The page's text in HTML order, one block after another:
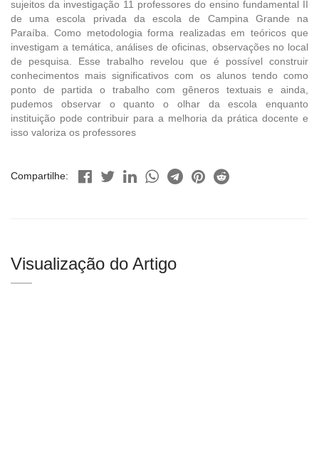
sujeitos da investigação 11 professores do ensino fundamental II
de uma escola privada da escola de Campina Grande na
Paraíba. Como metodologia forma realizadas em teóricos que
investigam a temática, análises de oficinas, observações no local
de pesquisa. Esse trabalho revelou que é possível construir
conhecimentos mais significativos com os alunos tendo como
ponto de partida o trabalho com gêneros textuais e ainda,
pudemos observar o quanto o olhar da escola enquanto
instituição pode contribuir para a melhoria da prática docente e
isso valoriza os professores
Compartilhe:
Visualização do Artigo